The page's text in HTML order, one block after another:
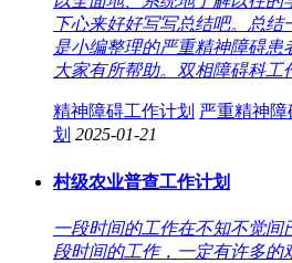
下心来好好写写总结吧。总
是小编整理的严重精神障碍患
大家有所帮助。双相障碍科工
精神障碍工作计划 严重精神障
划 2025-01-21
村级农业普查工作计划
一段时间的工作在不知不觉间
段时间的工作，一定有许多的